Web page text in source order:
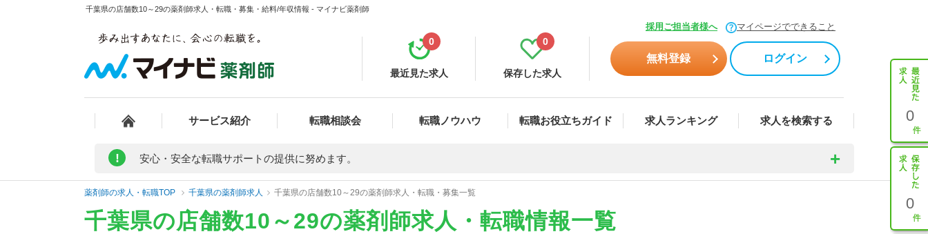
千葉県の店舗数10～29の薬剤師求人・転職・募集・給料/年収情報 - マイナビ薬剤師
採用ご担当者様へ マイページでできること
最近見た求人
0
保存した求人
0
無料登録 ログイン
サービス紹介 転職相談会 転職ノウハウ 転職お役立ちガイド 求人ランキング 求人を検索する 0
0
! 安心・安全な転職サポートの提供に努めます。
薬剤師の求人・転職TOP 千葉県の薬剤師求人 千葉県の店舗数10～29の薬剤師求人・転職・募集一覧
千葉県の店舗数10～29の薬剤師求人・転職情報一覧